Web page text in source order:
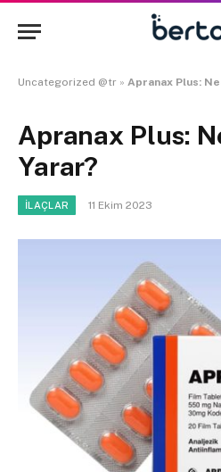
Uncategorized @tr » Apranax Plus:
Apranax Plus:
Yarar?
İLAÇLAR 11 Ekim 2023